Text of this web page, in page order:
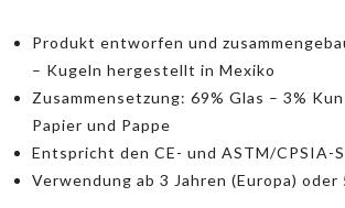
Produkt entworfen und
– Kugeln hergestellt in Mexiko
Zusammensetzung: 69% Glas – 3%
Papier und Pappe
Entspricht den CE- und ASTM/CPSIA-
Verwendung ab 3 Jahren (Europa) oder